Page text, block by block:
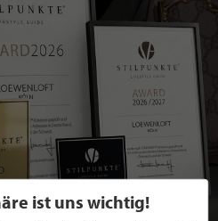
ist uns wichtig!